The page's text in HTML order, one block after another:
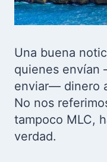
Una buena
quienes envían
enviar— dinero
No nos
tampoco MLC,
verdad.